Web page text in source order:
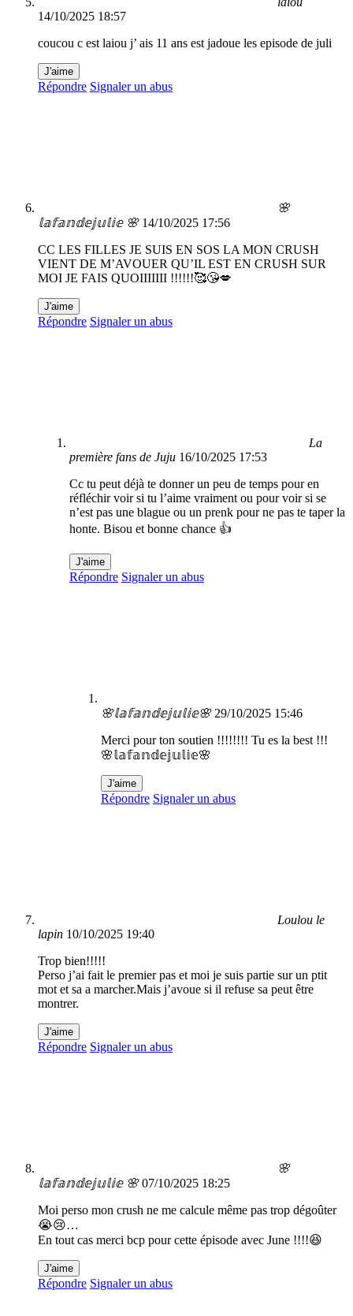
14/10/2025 18:57
coucou c est laiou j’ ais 11 ans est jadoue les episode de juli
J'aime
Répondre Signaler un abus
🌸
𝕝𝕒𝕗𝕒𝕟𝕕𝕖𝕛𝕦𝕝𝕚𝕖 🌸 14/10/2025 17:56
CC LES FILLES JE SUIS EN SOS LA MON CRUSH
VIENT DE M’AVOUER QU’IL EST EN CRUSH SUR
MOI JE FAIS QUOIIIIIII !!!!!!🥰😘💋
J'aime
Répondre Signaler un abus
La
première fans de Juju 16/10/2025 17:53
Cc tu peut déjà te donner un peu de temps pour en
réfléchir voir si tu l’aime vraiment ou pour voir si se
n’est pas une blague ou un prenk pour ne pas te taper la
honte. Bisou et bonne chance 👍
J'aime
Répondre Signaler un abus
🌸𝕝𝕒𝕗𝕒𝕟𝕕𝕖𝕛𝕦𝕝𝕚𝕖🌸 29/10/2025 15:46
Merci pour ton soutien !!!!!!!! Tu es la best !!!
🌸𝕝𝕒𝕗𝕒𝕟𝕕𝕖𝕛𝕦𝕝𝕚𝕖🌸
J'aime
Répondre Signaler un abus
Loulou le
lapin 10/10/2025 19:40
Trop bien!!!!!
Perso j’ai fait le premier pas et moi je suis partie sur un ptit
mot et sa a marcher.Mais j’avoue si il refuse sa peut être
montrer.
J'aime
Répondre Signaler un abus
🌸
𝕝𝕒𝕗𝕒𝕟𝕕𝕖𝕛𝕦𝕝𝕚𝕖 🌸 07/10/2025 18:25
Moi perso mon crush ne me calcule même pas trop dégoûter
😭😢…
En tout cas merci bcp pour cette épisode avec June !!!!😆
J'aime
Répondre Signaler un abus